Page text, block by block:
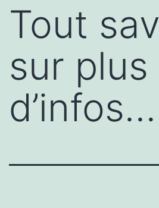
Tout
sur plus
d’infos…